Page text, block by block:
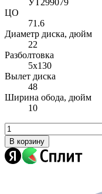
ЦО
71.6
Диаметр диска, дюйм
22
Разболтовка
5x130
Вылет диска
48
Ширина обода, дюйм
10
В корзину